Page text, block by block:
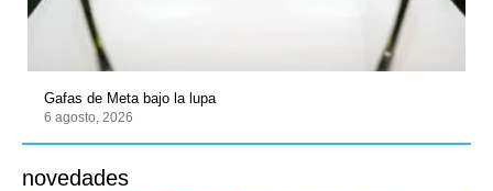
Gafas de Meta bajo la lupa
6 agosto, 2026
novedades